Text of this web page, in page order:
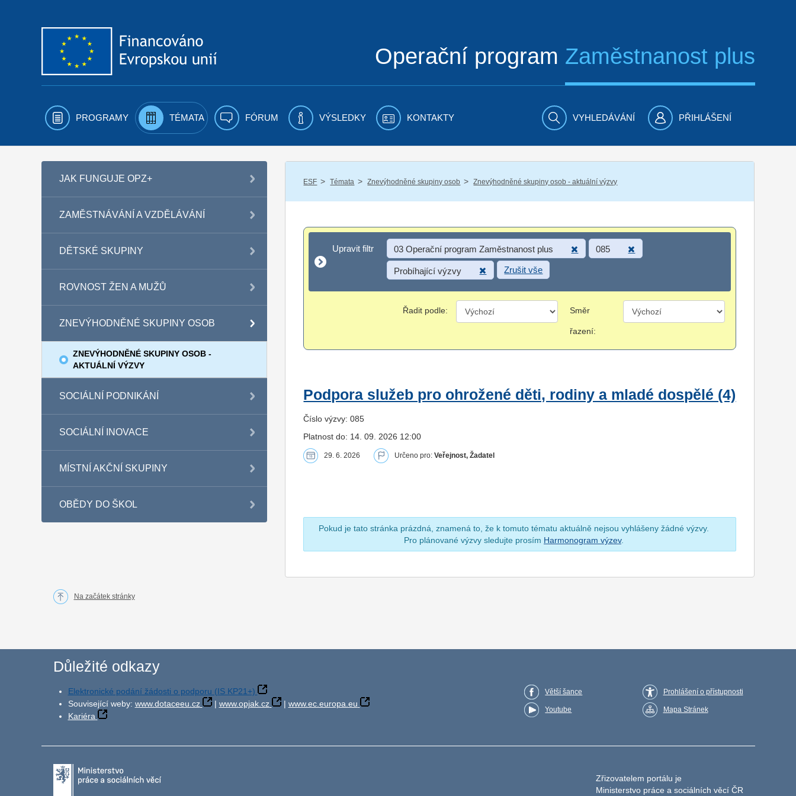
Operační program Zaměstnanost plus
PROGRAMY TÉMATA FÓRUM VÝSLEDKY KONTAKTY VYHLEDÁVÁNÍ PŘIHLÁŠENÍ
JAK FUNGUJE OPZ+
ZAMĚSTNÁVÁNÍ A VZDĚLÁVÁNÍ
DĚTSKÉ SKUPINY
ROVNOST ŽEN A MUŽŮ
ZNEVÝHODNĚNÉ SKUPINY OSOB
ZNEVÝHODNĚNÉ SKUPINY OSOB -
AKTUÁLNÍ VÝZVY
SOCIÁLNÍ PODNIKÁNÍ
SOCIÁLNÍ INOVACE
MÍSTNÍ AKČNÍ SKUPINY
OBĚDY DO ŠKOL
ESF / Témata / Znevýhodněné skupiny osob / Znevýhodněné skupiny osob - aktuální výzvy
Upravit filtr
Upravit filtr 03 Operační program Zaměstnanost plus 085
Probíhající výzvy Zrušit vše
Řadit podle: Směr
řazení:
Podpora služeb pro ohrožené děti, rodiny a mladé dospělé (4)
Číslo výzvy: 085
Platnost do: 14. 09. 2026 12:00
29. 6. 2026 Určeno pro:Veřejnost, Žadatel
Pokud je tato stránka prázdná, znamená to, že k tomuto tématu aktuálně nejsou vyhlášeny žádné výzvy.
Pro plánované výzvy sledujte prosím Harmonogram výzev.
Na začátek stránky
Důležité odkazy
Elektronické podání žádosti o podporu (IS KP21+)
Související weby: www.dotaceeu.cz | www.opjak.cz | www.ec.europa.eu
Kariéra
Větší šance
Youtube
Prohlášení o přístupnosti
Mapa Stránek
Zřizovatelem portálu je
Ministerstvo práce a sociálních věcí ČR